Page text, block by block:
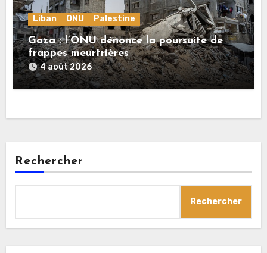
Liban ONU Palestine
Gaza : l’ONU dénonce la poursuite de
frappes meurtrières
4 août 2026
Rechercher
Rechercher